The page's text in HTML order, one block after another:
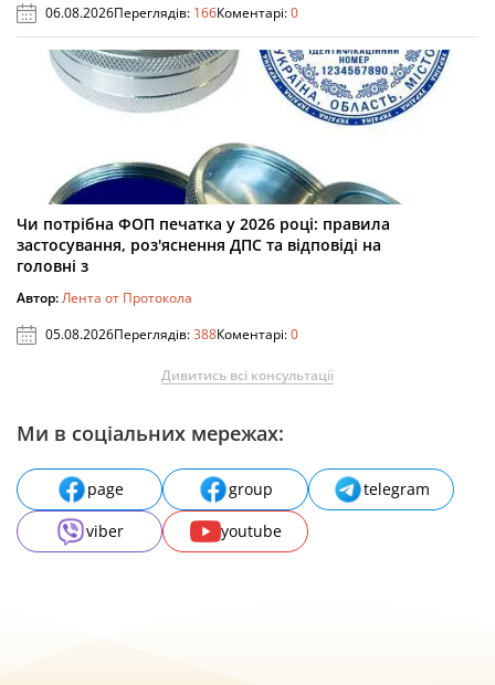
06.08.2026Переглядів: 166Коментарі:0
Чи потрібна ФОП печатка у 2026 році: правила
застосування, роз'яснення ДПС та відповіді на
головні з
Автор:Лента от Протокола
05.08.2026Переглядів:388Коментарі:0
Дивитись всі консультації
Ми в соціальних мережах:
page group
telegram
viber
youtube